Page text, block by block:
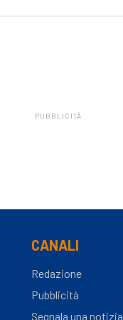
PUBBLICITÀ
CANALI
Redazione
Pubblicità
Segnala una notizia